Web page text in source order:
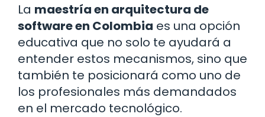
La maestría en arquitectura de
software en Colombia es una opción
educativa que no solo te ayudará a
entender estos mecanismos, sino que
también te posicionará como uno de
los profesionales más demandados
en el mercado tecnológico.